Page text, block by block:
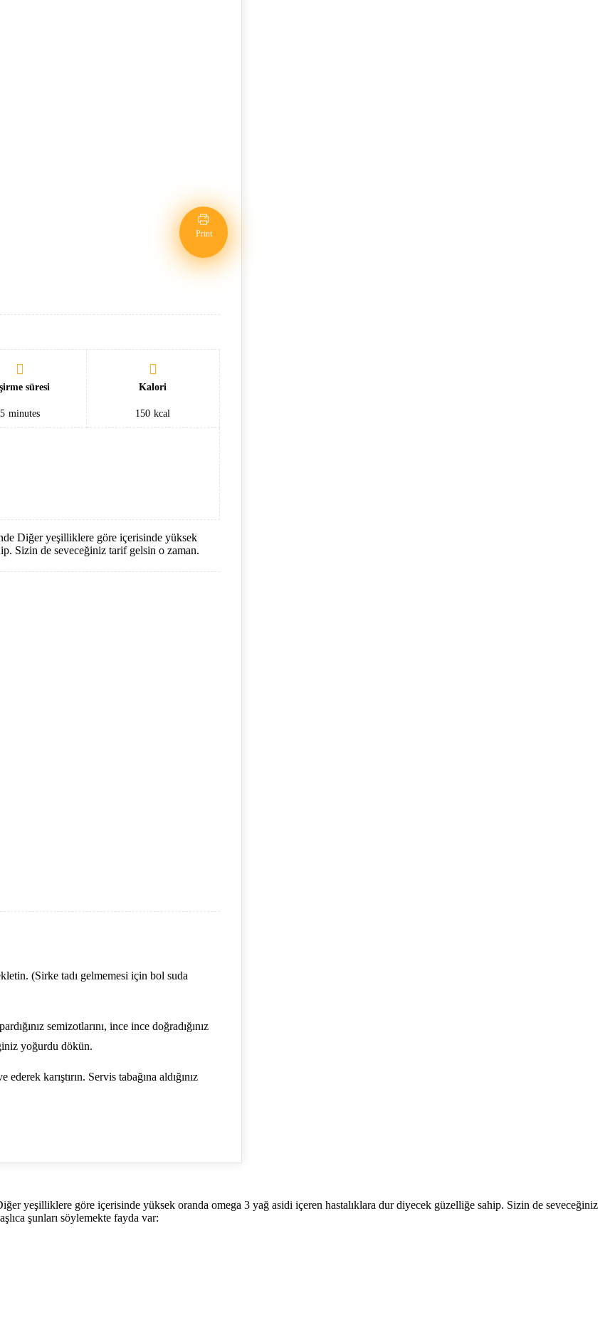
Print
süresi
5 minutes
Kalori
150 kcal
Diğer yeşilliklere göre içerisinde yüksek
Sizin de seveceğiniz tarif gelsin o zaman.
(Sirke tadı gelmemesi için bol suda
semizotlarını, ince ince doğradığınız
yoğurdu dökün.
karıştırın. Servis tabağına aldığınız
yeşilliklere göre içerisinde yüksek oranda omega 3 yağ asidi içeren hastalıklara dur diyecek güzelliğe sahip. Sizin de seveceğiniz
şunları söylemekte fayda var: